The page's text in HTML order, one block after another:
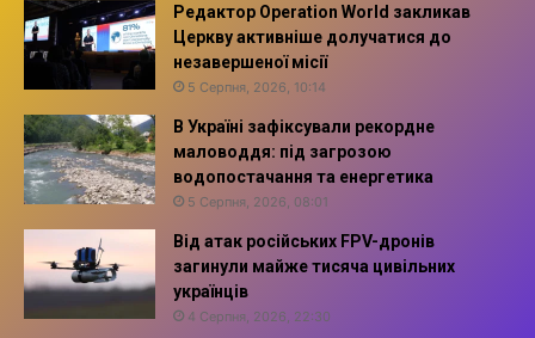
Редактор Operation World закликав
Церкву активніше долучатися до
незавершеної місії
5 Серпня, 2026, 10:14
В Україні зафіксували рекордне
маловоддя: під загрозою
водопостачання та енергетика
5 Серпня, 2026, 08:01
Від атак російських FPV-дронів
загинули майже тисяча цивільних
українців
4 Серпня, 2026, 22:30